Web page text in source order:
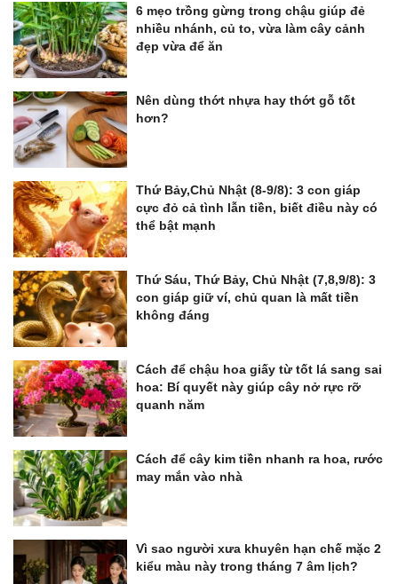
6 mẹo trồng gừng trong chậu giúp đẻ
nhiều nhánh, củ to, vừa làm cây cảnh
đẹp vừa để ăn
Nên dùng thớt nhựa hay thớt gỗ tốt
hơn?
Thứ Bảy,Chủ Nhật (8-9/8): 3 con giáp
cực đỏ cả tình lẫn tiền, biết điều này có
thể bật mạnh
Thứ Sáu, Thứ Bảy, Chủ Nhật (7,8,9/8): 3
con giáp giữ ví, chủ quan là mất tiền
không đáng
Cách để chậu hoa giấy từ tốt lá sang sai
hoa: Bí quyết này giúp cây nở rực rỡ
quanh năm
Cách để cây kim tiền nhanh ra hoa, rước
may mắn vào nhà
Vì sao người xưa khuyên hạn chế mặc 2
kiểu màu này trong tháng 7 âm lịch?